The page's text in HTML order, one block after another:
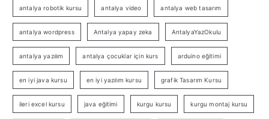
antalya robotik kursu antalya video antalya web tasarım
antalya wordpress Antalya yapay zeka AntalyaYazOkulu
antalya yazılım antalya çocuklar için kurs arduino eğitimi
en iyi java kursu en iyi yazılım kursu grafik Tasarım Kursu
ileri excel kursu java eğitimi kurgu kursu kurgu montaj kursu